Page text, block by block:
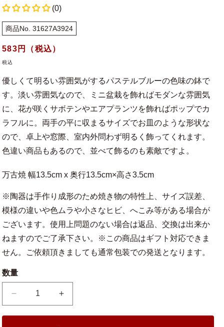
(0)
商品No. 31627A3924
通
常
格
583 円（税込）
税込
優しくて明るい雰囲気がするパステルブルーの色味の鉢で
す。淡い雰囲気なので、ミニ盆栽を飾ればモダンな雰囲気
に、花が咲くサボテンやエアプランツを飾ればポップでカ
ラフルに。両手の平に収まるサイズでお皿のような形状な
ので、卓上や窓際、室内外問わず明るく飾ってくれます。
色違い商品もあるので、並べて飾るのも素敵ですよ。
万古焼 幅13.5cm x 奥行13.5cm×高さ3.5cm
※陶器は手作り成形のため焼き物の特性上、サイズ誤差、
模様の違いや色ムラや小さなヒビ、へこみ等がある場合が
ございます。使用上問題のない場合は返品、交換は出来か
ねますのでご了承下さい。※この商品はギフト対応できま
せん。ご依頼頂きましても通常包装での発送となります。
数量
万